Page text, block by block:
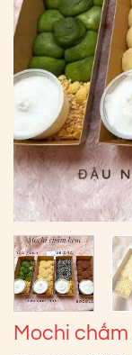
Mochi chấm